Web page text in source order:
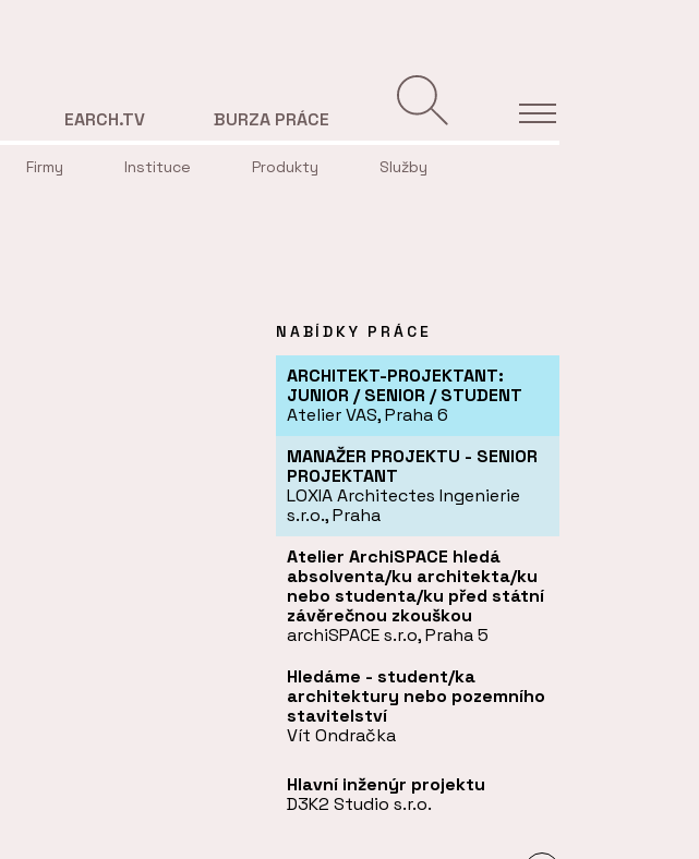
Firmy Instituce Produkty Služby
EARCH.TV BURZA PRÁCE
NABÍDKY PRÁCE
ARCHITEKT-PROJEKTANT:
JUNIOR / SENIOR / STUDENT
Atelier VAS, Praha 6
MANAŽER PROJEKTU - SENIOR
PROJEKTANT
LOXIA Architectes Ingenierie
s.r.o., Praha
Atelier ArchiSPACE hledá
absolventa/ku architekta/ku
nebo studenta/ku před státní
závěrečnou zkouškou
archiSPACE s.r.o, Praha 5
Hledáme - student/ka
architektury nebo pozemního
stavitelství
Vít Ondračka
Hlavní inženýr projektu
D3K2 Studio s.r.o.